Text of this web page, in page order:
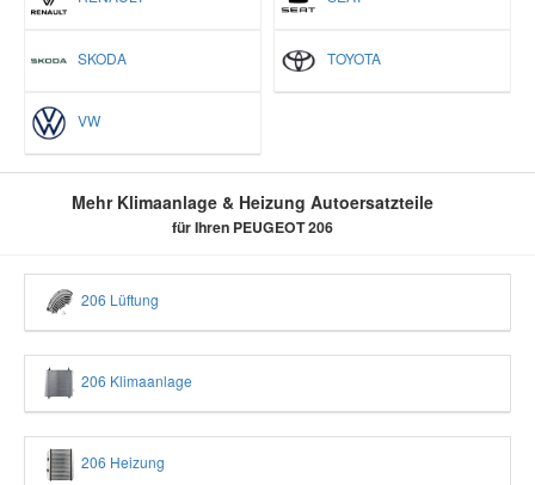
SKODA TOYOTA
VW
Mehr Klimaanlage & Heizung Autoersatzteile
für Ihren PEUGEOT 206
206 Lüftung
206 Klimaanlage
206 Heizung